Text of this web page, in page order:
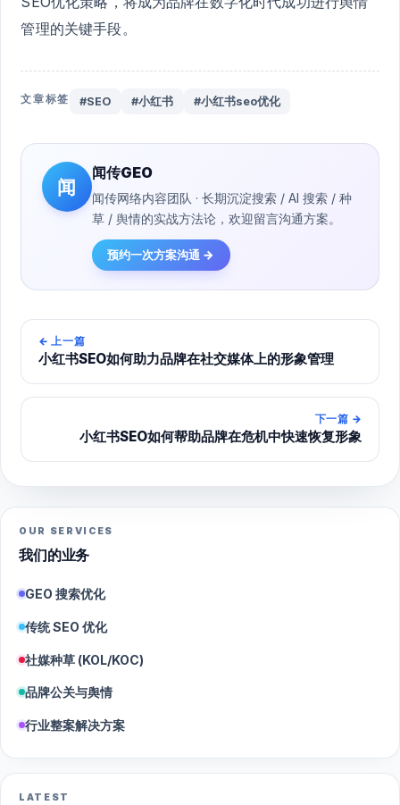
管理的关键手段。
文章标签 #SEO #小红书 #小红书seo优化
闻
闻传GEO
闻传网络内容团队 · 长期沉淀搜索 / AI 搜索 / 种
草 / 舆情的实战方法论，欢迎留言沟通方案。
预约一次方案沟通 →
← 上一篇
小红书SEO如何助力品牌在社交媒体上的形象管理
下一篇 →
小红书SEO如何帮助品牌在危机中快速恢复形象
OUR SERVICES
我们的业务
GEO 搜索优化
传统 SEO 优化
社媒种草 (KOL/KOC)
品牌公关与舆情
行业整案解决方案
LATEST